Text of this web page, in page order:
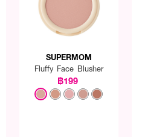
SUPERMOM
Fluffy Face Blusher
฿199